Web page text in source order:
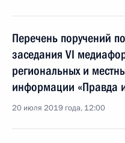
Перечень поручений
заседания VI
региональных и
информации «Правда
20 июля 2019 года, 12:00